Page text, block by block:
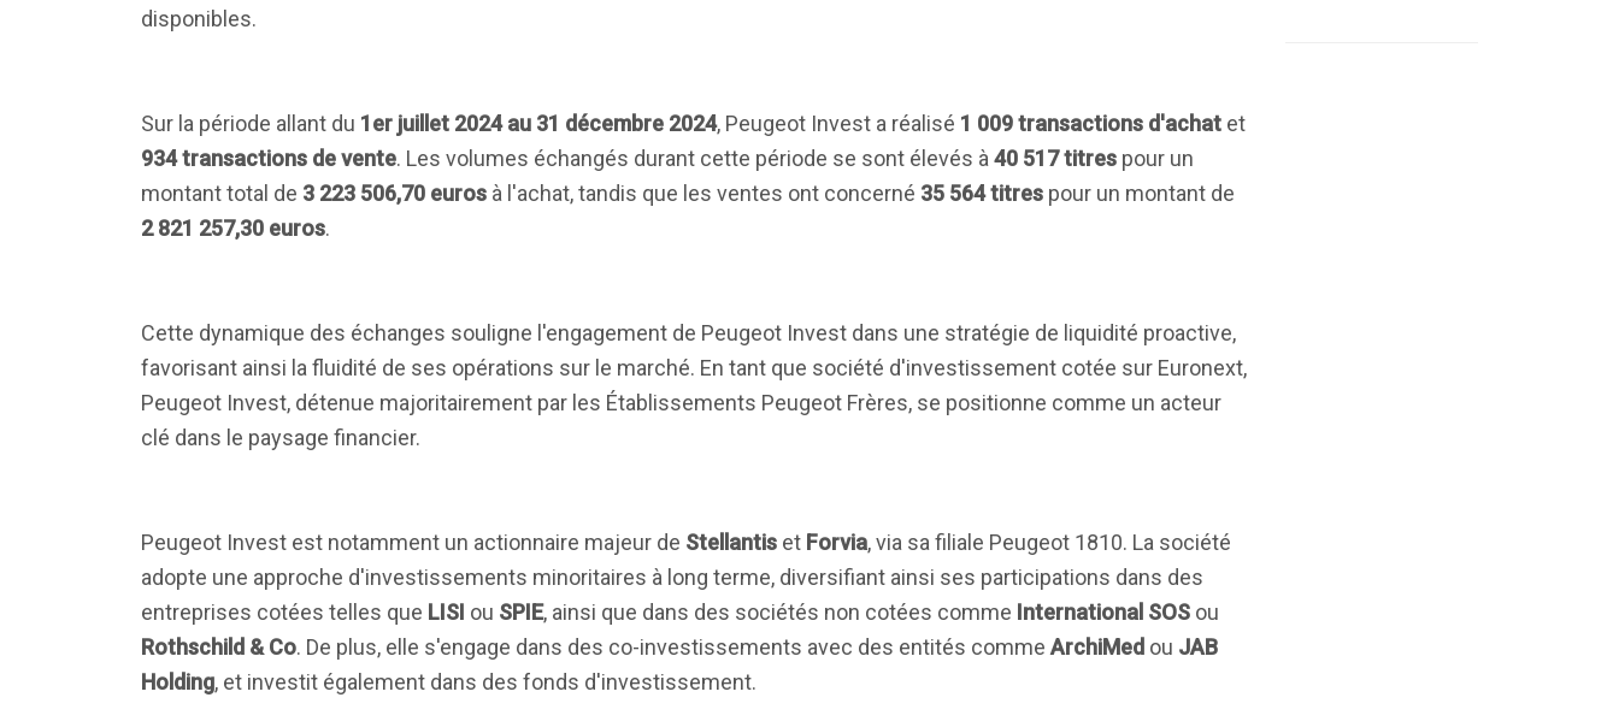
disponibles.
Sur la période allant du 1er juillet 2024 au 31 décembre 2024, Peugeot Invest a réalisé 1 009 transactions d'achat et
934 transactions de vente. Les volumes échangés durant cette période se sont élevés à 40 517 titres pour un
montant total de 3 223 506,70 euros à l'achat, tandis que les ventes ont concerné 35 564 titres pour un montant de
2 821 257,30 euros.
Cette dynamique des échanges souligne l'engagement de Peugeot Invest dans une stratégie de liquidité proactive,
favorisant ainsi la fluidité de ses opérations sur le marché. En tant que société d'investissement cotée sur Euronext,
Peugeot Invest, détenue majoritairement par les Établissements Peugeot Frères, se positionne comme un acteur
clé dans le paysage financier.
Peugeot Invest est notamment un actionnaire majeur de Stellantis et Forvia, via sa filiale Peugeot 1810. La société
adopte une approche d'investissements minoritaires à long terme, diversifiant ainsi ses participations dans des
entreprises cotées telles que LISI ou SPIE, ainsi que dans des sociétés non cotées comme International SOS ou
Rothschild & Co. De plus, elle s'engage dans des co-investissements avec des entités comme ArchiMed ou JAB
Holding, et investit également dans des fonds d'investissement.